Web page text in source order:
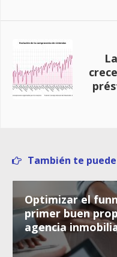
También te
Optimizar el
primer buen
agencia